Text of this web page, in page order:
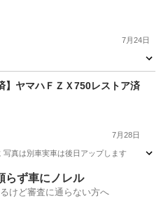
7月24日
ポーツ
】ヤマハＦＺＸ750レストア済
7月28日
真は別車実車は後日アップします
FZX
らず車にノレル
けど審査に通らない方へ